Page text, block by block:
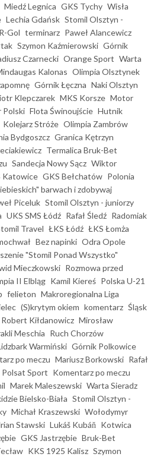
Miedź Legnica GKS Tychy Wisła
Lechia Gdańsk Stomil Olsztyn -
R-Gol terminarz Paweł Alancewicz
Szymon Kaźmierowski Górnik
Czarnecki Orange Sport Warta
Kalonas Olimpia Olsztynek
Górnik Łęczna Naki Olsztyn
Klepczarek MKS Korsze Motor
Polski Flota Świnoujście Hutnik
Kolejarz Stróże Olimpia Zambrów
Bydgoszcz Granica Kętrzyn
Termalica Bruk-Bet
Sandecja Nowy Sącz Wiktor
Katowice GKS Bełchatów Polonia
barwach i zdobywaj
Piceluk Stomil Olsztyn - juniorzy
UKS SMS Łódź Rafał Śledź Radomiak
Travel ŁKS Łódź ŁKS Łomża
Bez napinki Odra Opole
"Stomil Ponad Wszystko"
Mieczkowski Rozmowa przed
II Elbląg Kamil Kiereś Polska U-21
felieton Makroregionalna Liga
(S)krytym okiem komentarz Śląsk
Robert Kiłdanowicz Mirosław
Meschia Ruch Chorzów
Warmiński Górnik Polkowice
po meczu Mariusz Borkowski Rafał
Polsat Sport Komentarz po meczu
Marek Maleszewski Warta Sieradz
Bielsko-Biała Stomil Olsztyn -
Michał Kraszewski Wołodymyr
Stawski Lukáš Kubáň Kotwica
GKS Jastrzębie Bruk-Bet
KKS 1925 Kalisz Szymon